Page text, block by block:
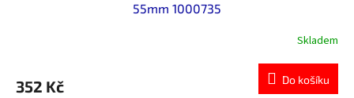
55mm 1000735
Skladem
352 Kč Do košíku